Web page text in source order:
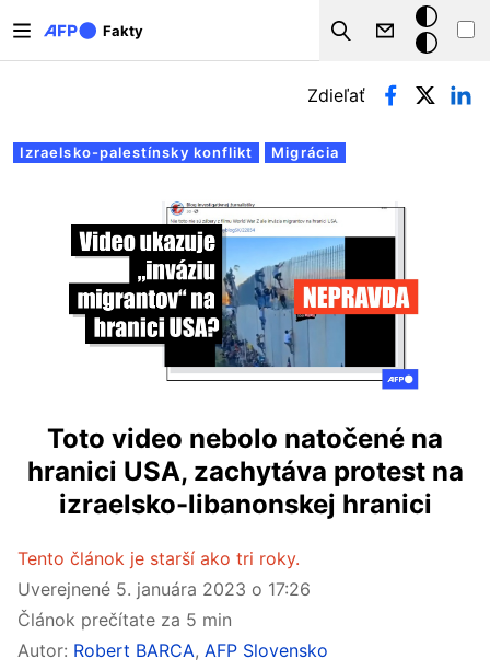
Fakty
Search
Tmavý
režim
Primárne karty
Izraelsko-palestínsky konflikt Migrácia
Zdieľať
Toto video nebolo natočené na
hranici USA, zachytáva protest na
izraelsko-libanonskej hranici
Tento článok je starší ako tri roky.
Uverejnené 5. januára 2023 o 17:26
Článok prečítate za 5 min
Autor: Robert BARCA, AFP Slovensko